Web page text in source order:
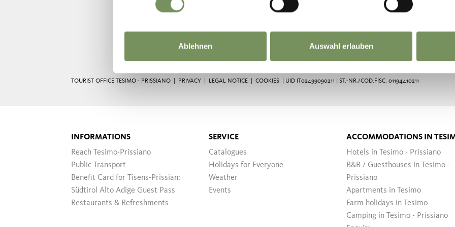
Ablehnen Auswahl erlauben
TOURIST OFFICE TESIMO - PRISSIANO | PRIVACY LEGAL NOTICE COOKIES | UID IT02499090211 | ST.-NR./COD.FISC. 01194410211
INFORMATIONS
Reach Tesimo-Prissiano
Public Transport
Benefit Card for Tisens-Prissian:
Südtirol Alto Adige Guest Pass
Restaurants & Refreshments
SERVICE
Catalogues
Holidays for Everyone
Weather
Events
ACCOMMODATIONS IN
Hotels in Tesimo - Prissiano
B&B / Guesthouses in Tesimo -
Prissiano
Apartments in Tesimo
Farm holidays in Tesimo
Camping in Tesimo - Prissiano